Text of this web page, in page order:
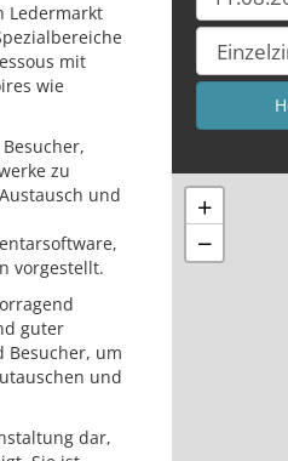
Ledermarkt
mit
wie
zu
und
vorgestellt.
guter
Besucher, um
und
dar,
+
−